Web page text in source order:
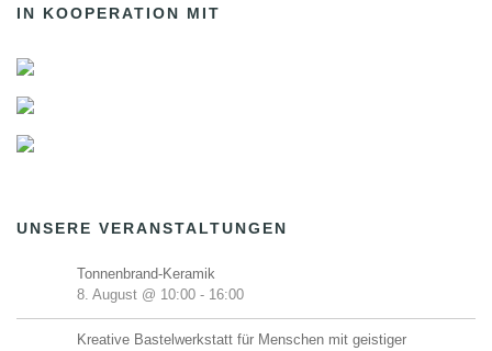
IN KOOPERATION MIT
UNSERE VERANSTALTUNGEN
Tonnenbrand-Keramik
8. August @ 10:00 - 16:00
Kreative Bastelwerkstatt für Menschen mit geistiger